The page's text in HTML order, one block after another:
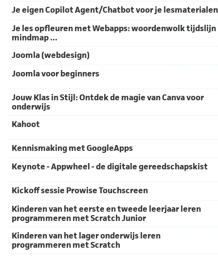
Je eigen Copilot Agent/Chatbot voor je lesmaterialen
Je les opfleuren met Webapps: woordenwolk tijdslijn
mindmap ...
Joomla (webdesign)
Joomla voor beginners
Jouw Klas in Stijl: Ontdek de magie van Canva voor
onderwijs
Kahoot
Kennismaking met GoogleApps
Keynote - Appwheel - de digitale gereedschapskist
Kickoff sessie Prowise Touchscreen
Kinderen van het eerste en tweede leerjaar leren
programmeren met Scratch Junior
Kinderen van het lager onderwijs leren
programmeren met Scratch